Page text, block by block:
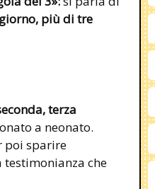
più di tre
terza
a neonato.
poi sparire
testimonianza che